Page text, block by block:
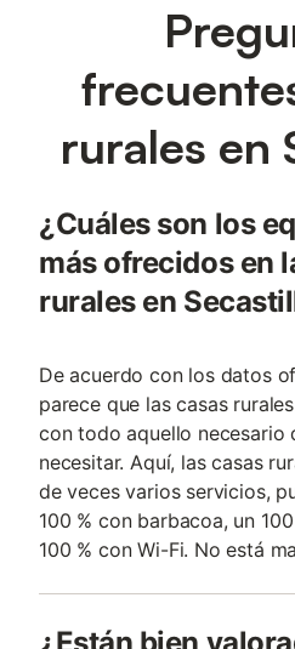
rurales en
¿Cuáles son los
más ofrecidos en
rurales en
De acuerdo con los datos
parece que las casas
con todo aquello necesario
necesitar. Aquí, las casas
de veces varios servicios,
100 % con barbacoa, un
100 % con Wi-Fi. No está